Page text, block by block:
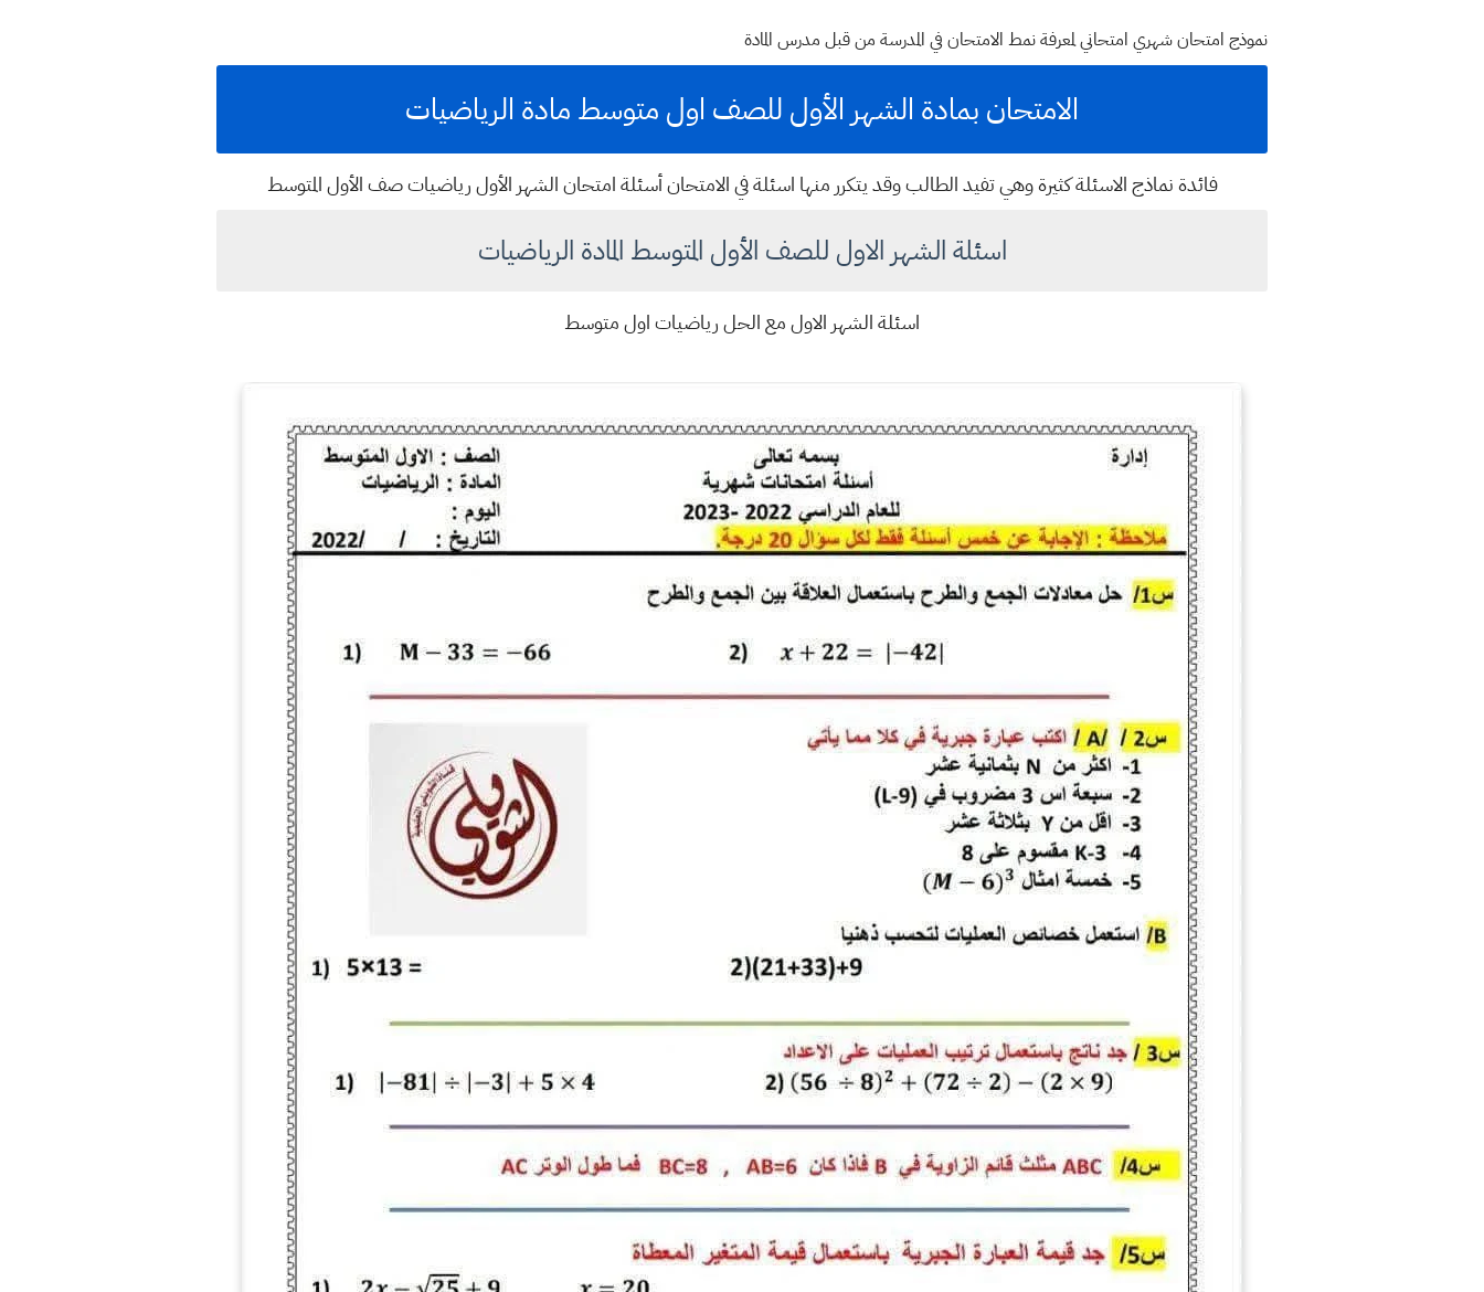
نموذج امتحان شهري امتحاني لمعرفة نمط الامتحان في المدرسة من قبل مدرس المادة
الامتحان بمادة الشهر الأول للصف اول متوسط مادة الرياضيات
فائدة نماذج الاسئلة كثيرة وهي تفيد الطالب وقد يتكرر منها اسئلة في الامتحان أسئلة امتحان الشهر الأول رياضيات صف الأول المتوسط
اسئلة الشهر الاول للصف الأول المتوسط المادة الرياضيات
اسئلة الشهر الاول مع الحل رياضيات اول متوسط